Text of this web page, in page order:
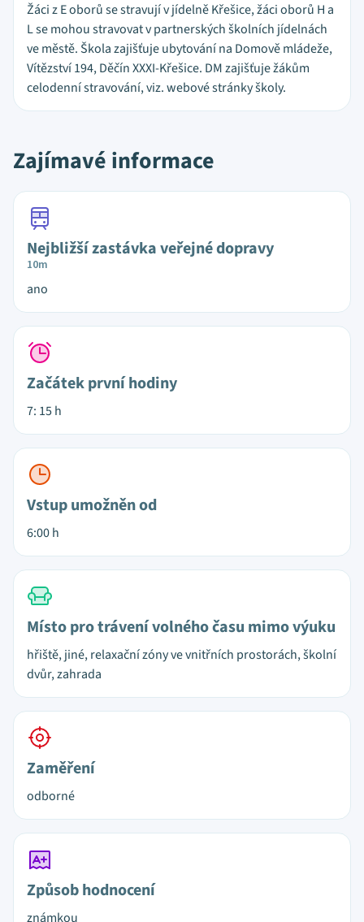
Žáci z E oborů se stravují v jídelně Křešice, žáci oborů H a
L se mohou stravovat v partnerských školních jídelnách
ve městě. Škola zajišťuje ubytování na Domově mládeže,
Vítězství 194, Děčín XXXI-Křešice. DM zajišťuje žákům
celodenní stravování, viz. webové stránky školy.
Zajímavé informace
Nejbližší zastávka veřejné dopravy
10m
ano
Začátek první hodiny
7: 15 h
Vstup umožněn od
6:00 h
Místo pro trávení volného času mimo výuku
hřiště, jiné, relaxační zóny ve vnitřních prostorách, školní
dvůr, zahrada
Zaměření
odborné
Způsob hodnocení
známkou